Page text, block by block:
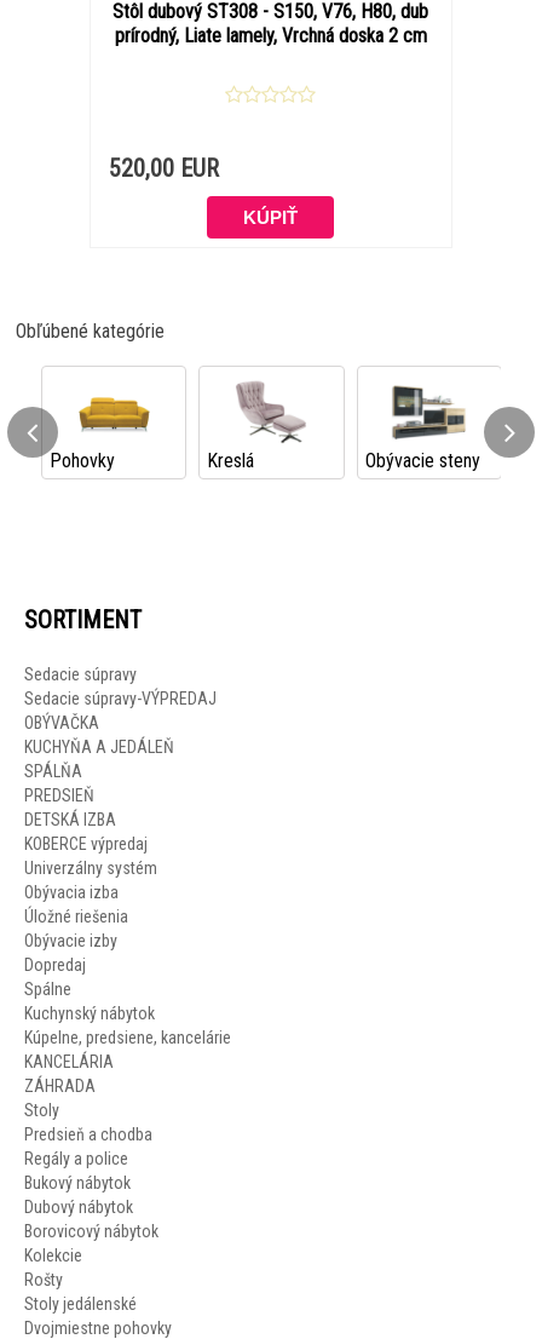
Stôl dubový ST308 - S150, V76, H80, dub
prírodný, Liate lamely, Vrchná doska 2 cm
520,00 EUR
Obľúbené kategórie
Pohovky Kreslá Obývacie steny
SORTIMENT
Sedacie súpravy
Sedacie súpravy-VÝPREDAJ
OBÝVAČKA
KUCHYŇA A JEDÁLEŇ
SPÁLŇA
PREDSIEŇ
DETSKÁ IZBA
KOBERCE výpredaj
Univerzálny systém
Obývacia izba
Úložné riešenia
Obývacie izby
Dopredaj
Spálne
Kuchynský nábytok
Kúpelne, predsiene, kancelárie
KANCELÁRIA
ZÁHRADA
Stoly
Predsieň a chodba
Regály a police
Bukový nábytok
Dubový nábytok
Borovicový nábytok
Kolekcie
Rošty
Stoly jedálenské
Dvojmiestne pohovky